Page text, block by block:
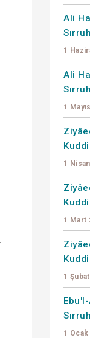
Ali
1
Ali
1
1
1 Mart
1
1